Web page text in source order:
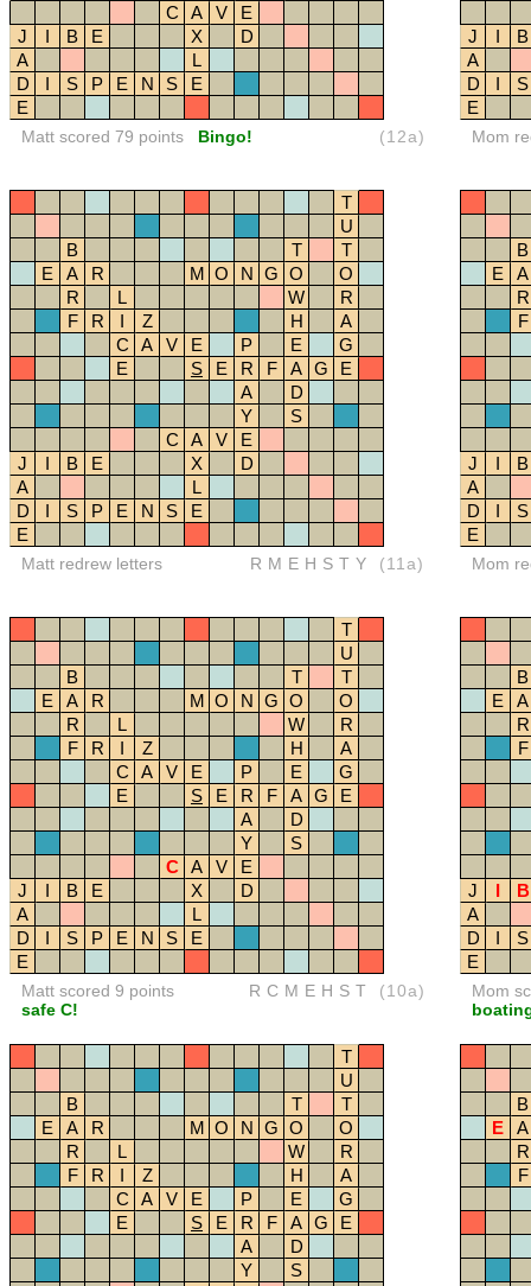
C
A V
E
J
I B E X
D
A
L
D
I S P E N S
E
E
Matt scored 79 points Bingo! (12a)
J I
B
A
D
I
S
E
Mom
T
U
B
T
T
E
A R M O N G O
O
R
L W
R
F
R I Z H
A
C
A V E P E
G
E
S E R F A G
E
A
D
Y
S
C
A V
E
J
I B E X
D
A
L
D
I S P E N S
E
E
Matt redrew letters RMEHSTY (11a)
B
E
A
R
F
J I
B
A
D
I
S
E
Mom
T
U
B
T
T
E
A R M O N G O
O
R
L W
R
F
R I Z H
A
C
A V E P E
G
E
S E R F A G
E
A
D
Y
S
C
A V
E
J
I B E X
D
A
L
D
I S P E N S
E
E
Matt scored 9 points
safe C!
RCMEHST (10a)
B
E
A
R
F
J I
B
A
D
I
S
E
Mom
T
U
B
T
T
E
A R M O N G O
O
R
L W
R
F
R I Z H
A
C
A V E P E
G
E
S E R F A G
E
A
D
Y
S
B
E
A
R
F